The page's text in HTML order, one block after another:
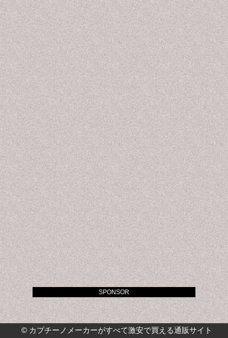
© カプチーノメーカーがすべて激安で買える通販サイト
SPONSOR